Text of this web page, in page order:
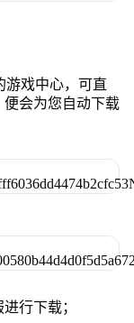
游戏中心，可直
会为您自动下载
行下载；